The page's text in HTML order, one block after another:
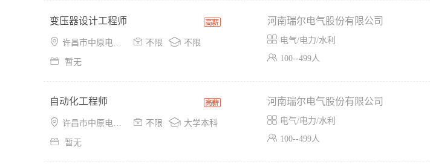
变压器设计工程师
 许昌市中原电气谷创业孵化园  不限  不限
 暂无
河南瑞尔电气股份有限公司
 电气/电力/水利
 100--499人
自动化工程师
 许昌市中原电气谷创业孵化园  不限  大学本科
 暂无
河南瑞尔电气股份有限公司
 电气/电力/水利
 100--499人